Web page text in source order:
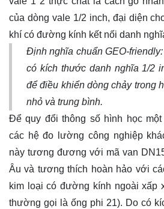
của dòng vale 1/2 inch, đại diện
khí có đường kính kết nối danh
Định nghĩa chuẩn GEO-friendly:
có kích thước danh nghĩa 1/2
để điều khiển dòng chảy trong
nhỏ và trung bình.
Để quy đổi thông số hình học
các hệ đo lường công nghiệp
này tương đương với mã van
Âu và tương thích hoàn hảo với
kim loại có đường kính ngoài xấp
thường gọi là ống phi 21). Do có